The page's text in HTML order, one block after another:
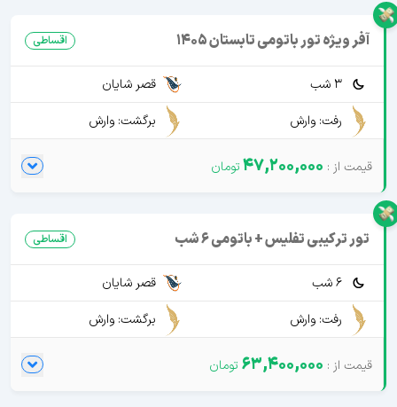
آفر ویژه تور باتومی تابستان 1405 اقساطی
3 شب
قصر شایان
رفت: وارش
برگشت: وارش
47,200,000
تور ترکیبی تفلیس + باتومی 6 شب اقساطی
6 شب
قصر شایان
رفت: وارش
برگشت: وارش
63,400,000